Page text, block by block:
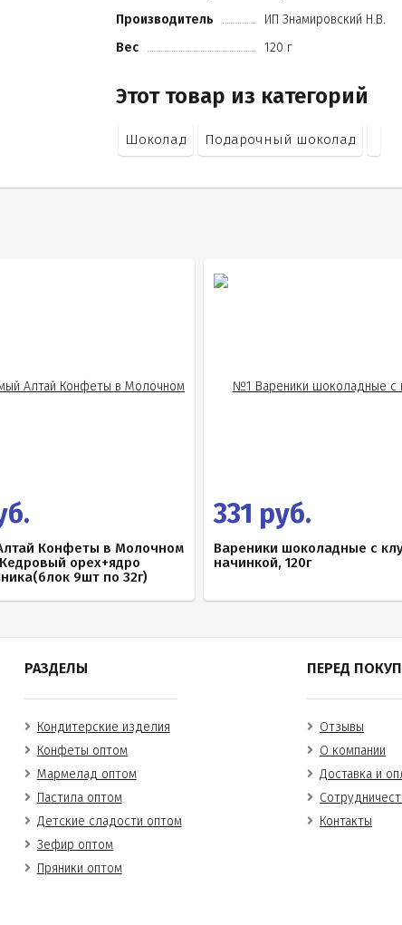
Производитель
ИП Знамировский Н.В.
Вес
120 г
Этот товар из категорий
Шоколад Подарочный шоколад
Конфеты в Молочном
орех+ядро
9шт по 32г)
331 руб.
Вареники шоколадные с
начинкой, 120г
РАЗДЕЛЫ
Кондитерские изделия
Конфеты оптом
Мармелад оптом
Пастила оптом
Детские сладости оптом
Зефир оптом
Пряники оптом
ПЕРЕД
Отзывы
О компании
Доставка и
Контакты